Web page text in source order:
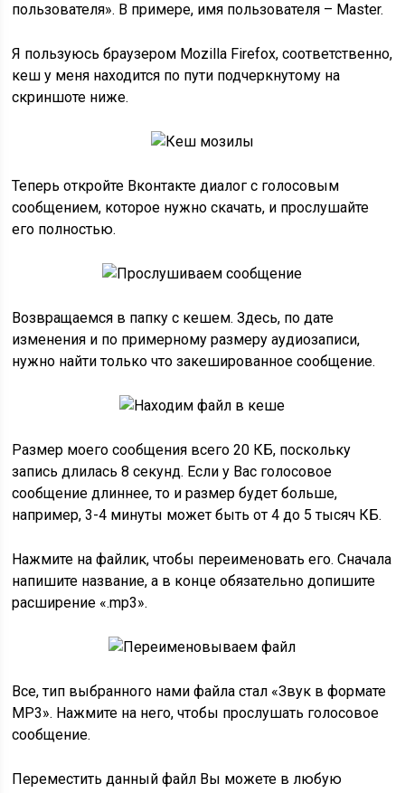
пользователя». В примере, имя пользователя – Master.
Я пользуюсь браузером Mozilla Firefox, соответственно,
кеш у меня находится по пути подчеркнутому на
скриншоте ниже.
Теперь откройте Вконтакте диалог с голосовым
сообщением, которое нужно скачать, и прослушайте
его полностью.
Возвращаемся в папку с кешем. Здесь, по дате
изменения и по примерному размеру аудиозаписи,
нужно найти только что закешированное сообщение.
Размер моего сообщения всего 20 КБ, поскольку
запись длилась 8 секунд. Если у Вас голосовое
сообщение длиннее, то и размер будет больше,
например, 3-4 минуты может быть от 4 до 5 тысяч КБ.
Нажмите на файлик, чтобы переименовать его. Сначала
напишите название, а в конце обязательно допишите
расширение «.mp3».
Все, тип выбранного нами файла стал «Звук в формате
MP3». Нажмите на него, чтобы прослушать голосовое
сообщение.
Переместить данный файл Вы можете в любую